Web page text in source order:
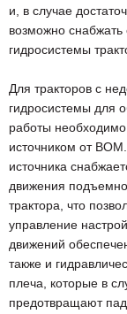
и, в случае
возможно снабжать
гидросистемы
Для тракторов с
гидросистемы для
работы
источником от
источника
движения
трактора, что
управление
движений
также и
плеча, которые в
предотвращают